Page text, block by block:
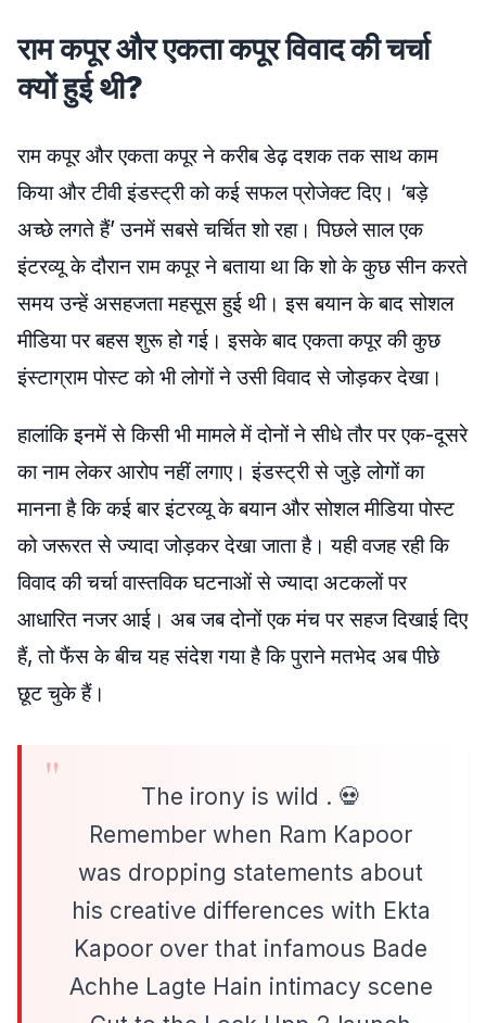
राम कपूर और एकता कपूर विवाद की चर्चा
क्यों हुई थी?
राम कपूर और एकता कपूर ने करीब डेढ़ दशक तक साथ काम
किया और टीवी इंडस्ट्री को कई सफल प्रोजेक्ट दिए। ‘बड़े
अच्छे लगते हैं’ उनमें सबसे चर्चित शो रहा। पिछले साल एक
इंटरव्यू के दौरान राम कपूर ने बताया था कि शो के कुछ सीन करते
समय उन्हें असहजता महसूस हुई थी। इस बयान के बाद सोशल
मीडिया पर बहस शुरू हो गई। इसके बाद एकता कपूर की कुछ
इंस्टाग्राम पोस्ट को भी लोगों ने उसी विवाद से जोड़कर देखा।
हालांकि इनमें से किसी भी मामले में दोनों ने सीधे तौर पर एक-दूसरे
का नाम लेकर आरोप नहीं लगाए। इंडस्ट्री से जुड़े लोगों का
मानना है कि कई बार इंटरव्यू के बयान और सोशल मीडिया पोस्ट
को जरूरत से ज्यादा जोड़कर देखा जाता है। यही वजह रही कि
विवाद की चर्चा वास्तविक घटनाओं से ज्यादा अटकलों पर
आधारित नजर आई। अब जब दोनों एक मंच पर सहज दिखाई दिए
हैं, तो फैंस के बीच यह संदेश गया है कि पुराने मतभेद अब पीछे
छूट चुके हैं।
The irony is wild . 💀
​Remember when Ram Kapoor
was dropping statements about
his creative differences with Ekta
Kapoor over that infamous Bade
Achhe Lagte Hain intimacy scene